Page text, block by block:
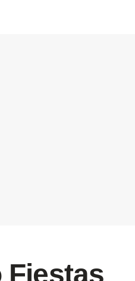
Fiestas